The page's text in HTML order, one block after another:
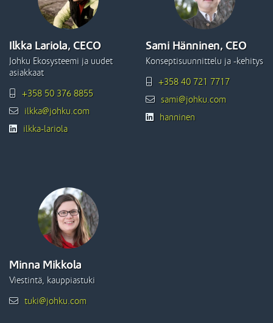
Ilkka Lariola, CECO
Johku Ekosysteemi ja uudet
asiakkaat
+358 50 376 8855
ilkka@johku.com
ilkka-lariola
Sami Hänninen, CEO
Konseptisuunnittelu ja -kehitys
+358 40 721 7717
sami@johku.com
hanninen
Minna Mikkola
Viestintä, kauppiastuki
tuki@johku.com